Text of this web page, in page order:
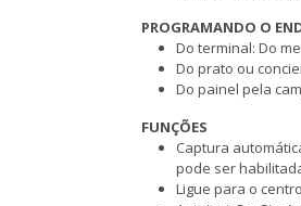
PROGRAMANDO O
Do terminal: Do
Do prato ou
Do painel pela
FUNÇÕES
Captura
pode ser
Ligue para o